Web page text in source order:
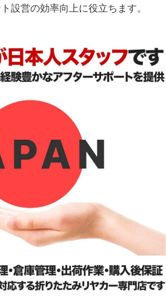
設営の効率向上に役立ちます。